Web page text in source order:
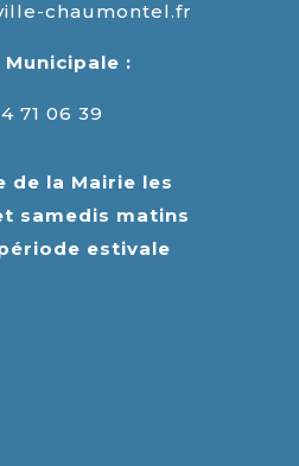
chaumontel.fr
Municipale :
71 06 39
de la Mairie les
samedis matins
estivale